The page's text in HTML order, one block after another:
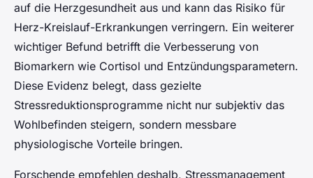
auf die Herzgesundheit aus und kann das Risiko für
Herz-Kreislauf-Erkrankungen verringern. Ein weiterer
wichtiger Befund betrifft die Verbesserung von
Biomarkern wie Cortisol und Entzündungsparametern.
Diese Evidenz belegt, dass gezielte
Stressreduktionsprogramme nicht nur subjektiv das
Wohlbefinden steigern, sondern messbare
physiologische Vorteile bringen.
Forschende empfehlen deshalb, Stressmanagement